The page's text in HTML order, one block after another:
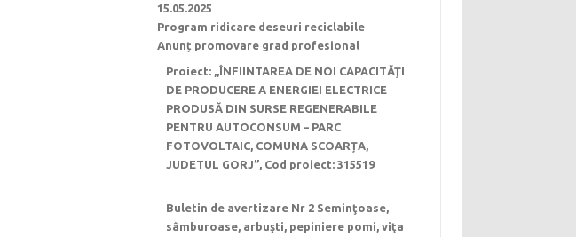
15.05.2025
Program ridicare deseuri reciclabile
Anunț promovare grad profesional
Proiect: ,,ÎNFIINTAREA DE NOI CAPACITĂŢI
DE PRODUCERE A ENERGIEI ELECTRICE
PRODUSĂ DIN SURSE REGENERABILE
PENTRU AUTOCONSUM – PARC
FOTOVOLTAIC, COMUNA SCOARȚA,
JUDETUL GORJ”, Cod proiect: 315519
Buletin de avertizare Nr 2 Seminţoase,
sâmburoase, arbuşti, pepiniere pomi, viţa